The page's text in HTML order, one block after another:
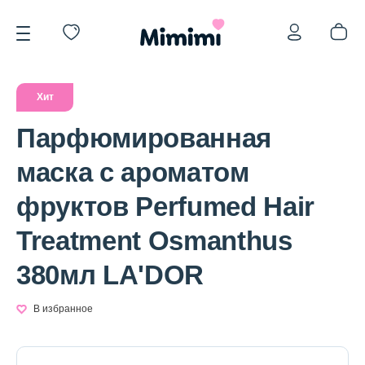
*OVERSTOCK -30%
Уход за лицом
Волосы
Хит
Парфюмированная
маска с ароматом
фруктов Perfumed Hair
Treatment Osmanthus
380мл LA'DOR
В избранное